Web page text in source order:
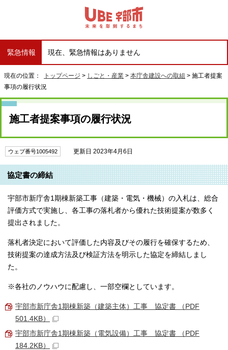
緊急情報 現在、緊急情報はありません
現在の位置： トップページ > しごと・産業 > 本庁舎建設への取組 > 施工者提案
事項の履行状況
施工者提案事項の履行状況
ウェブ番号1005492 更新日 2023年4月6日
協定書の締結
宇部市新庁舎1期棟新築工事（建築・電気・機械）の入札は、総合
評価方式で実施し、各工事の落札者から優れた技術提案が数多く
提出されました。
落札者決定において評価した内容及びその履行を確保するため、
技術提案の達成方法及び検証方法を明示した協定を締結しまし
た。
※各社のノウハウに配慮し、一部空欄としています。
宇部市新庁舎1期棟新築（建築主体）工事 協定書 （PDF
501.4KB）
宇部市新庁舎1期棟新築（電気設備）工事 協定書 （PDF
184.2KB）